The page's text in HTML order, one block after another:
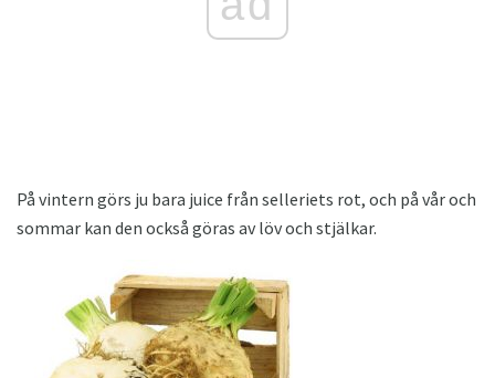
På vintern görs ju bara juice från selleriets rot, och på vår och
sommar kan den också göras av löv och stjälkar.